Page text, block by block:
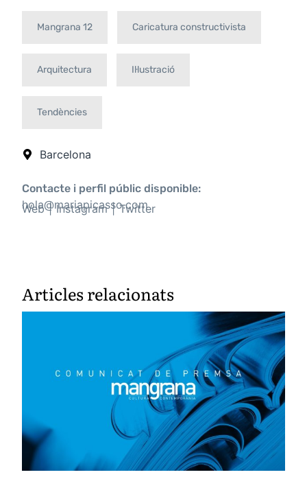
Mangrana 12 Caricatura constructivista
Arquitectura Il·lustració
Tendències
Barcelona
Contacte i perfil públic disponible:
hola@mariapicasso.com
Web Instagram Twitter
Articles relacionats